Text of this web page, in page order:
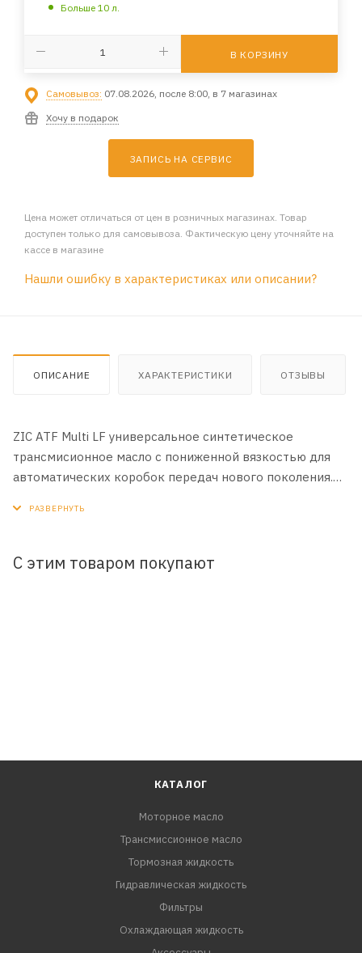
Больше 10 л.
В КОРЗИНУ
Самовывоз: 07.08.2026, после 8:00, в 7 магазинах
Хочу в подарок
ЗАПИСЬ НА СЕРВИС
Цена может отличаться от цен в розничных магазинах. Товар
доступен только для самовывоза. Фактическую цену уточняйте на
кассе в магазине
Нашли ошибку в характеристиках или описании?
ОПИСАНИЕ ХАРАКТЕРИСТИКИ ОТЗЫВЫ
ZIC ATF Multi LF универсальное синтетическое
трансмисионное масло с пониженной вязкостью для
автоматических коробок передач нового поколения.
Mazda ATF-FZ Mitsubishi ATF-J3, ATF-PA, SP-IV Nissan
С этим товаром покупают
КАТАЛОГ
Моторное масло
Трансмиссионное масло
Тормозная жидкость
Гидравлическая жидкость
Фильтры
Охлаждающая жидкость